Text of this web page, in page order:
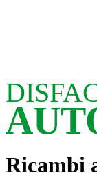
Ricambi